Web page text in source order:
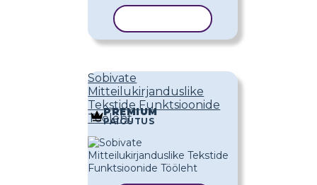
Sobivate
Mitteilukirjanduslike
Tekstide Funktsioonide
Tööleht
PREMIUM
PAIGUTUS